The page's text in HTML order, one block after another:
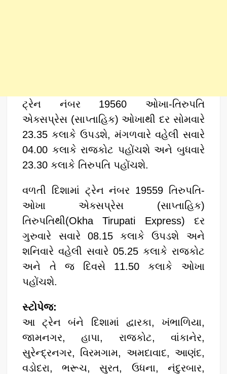
​ટ્રેન નંબર 19560 ઓખા-તિરુપતિ
એક્સપ્રેસ (સાપ્તાહિક) ઓખાથી દર સોમવારે
23.35 કલાકે ઉપડશે, મંગળવારે વહેલી સવારે
04.00 કલાકે રાજકોટ પહોંચશે અને બુધવારે
23.30 કલાકે તિરુપતિ પહોંચશે.
​વળતી દિશામાં ટ્રેન નંબર 19559 તિરુપતિ-
ઓખા એક્સપ્રેસ (સાપ્તાહિક)
તિરુપતિથી(Okha Tirupati Express) દર
ગુરુવારે સવારે 08.15 કલાકે ઉપડશે અને
શનિવારે વહેલી સવારે 05.25 કલાકે રાજકોટ
અને તે જ દિવસે 11.50 કલાકે ઓખા
પહોંચશે.
​સ્ટોપેજ:
​આ ટ્રેન બંને દિશામાં દ્વારકા, ખંભાળિયા,
જામનગર, હાપા, રાજકોટ, વાંકાનેર,
સુરેન્દ્રનગર, વિરમગામ, અમદાવાદ, આણંદ,
વડોદરા, ભરૂચ, સુરત, ઉધના, નંદુરબાર,